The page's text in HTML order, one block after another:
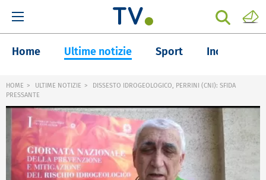
Home Ultime notizie Sport Inchieste
HOME ULTIME NOTIZIE
DISSESTO IDROGEOLOGICO, PERRINI (CNI): SFIDA
PRESSANTE